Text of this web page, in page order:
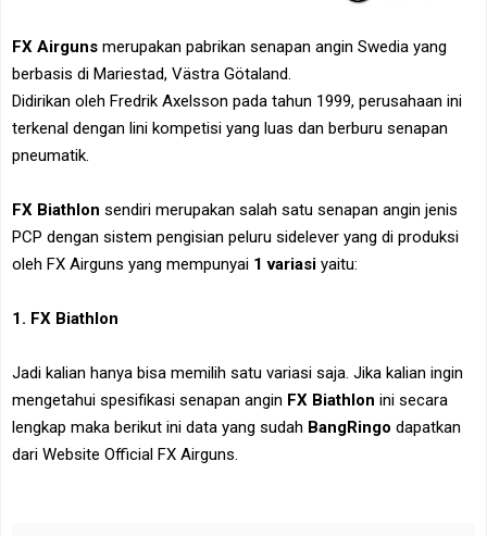
FX Airguns merupakan pabrikan senapan angin Swedia yang
berbasis di Mariestad, Västra Götaland.
Didirikan oleh Fredrik Axelsson pada tahun 1999, perusahaan ini
terkenal dengan lini kompetisi yang luas dan berburu senapan
pneumatik.
FX Biathlon sendiri merupakan salah satu senapan angin jenis
PCP dengan sistem pengisian peluru sidelever yang di produksi
oleh FX Airguns yang mempunyai 1 variasi yaitu:
1. FX Biathlon
Jadi kalian hanya bisa memilih satu variasi saja. Jika kalian ingin
mengetahui spesifikasi senapan angin FX Biathlon ini secara
lengkap maka berikut ini data yang sudah BangRingo dapatkan
dari Website Official FX Airguns.